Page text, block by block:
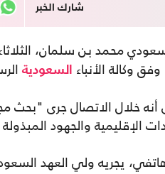
شارك الخبر
محمد بن سلمان،
وكالة الأنباء
السعودية
أنه خلال الاتصال جرى "بحث
الإقليمية والجهود
يجريه ولي العهد